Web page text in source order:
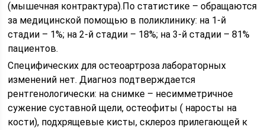
(мышечная контрактура).По статистике – обращаются
за медицинской помощью в поликлинику: на 1-й
стадии – 1%; на 2-й стадии – 18%; на 3-й стадии – 81%
пациентов.
Специфических для остеоартроза лабораторных
изменений нет. Диагноз подтверждается
рентгенологически: на снимке – несимметричное
сужение суставной щели, остеофиты ( наросты на
кости), подхрящевые кисты, склероз прилегающей к